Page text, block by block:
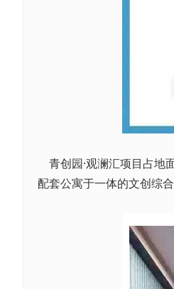
青创园·观澜汇项目占地
配套公寓于一体的文创综